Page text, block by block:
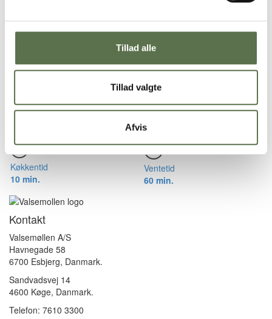
Tillad alle
Tillad valgte
Afvis
Surdejsboller med egen surdej
2 dage
Økologiske müsliboller – Bageblanding
Køkkentid
10 min.
Ventetid
60 min.
Kontakt
Valsemøllen A/S
Havnegade 58
6700 Esbjerg, Danmark.
Sandvadsvej 14
4600 Køge, Danmark.
Telefon: 7610 3300